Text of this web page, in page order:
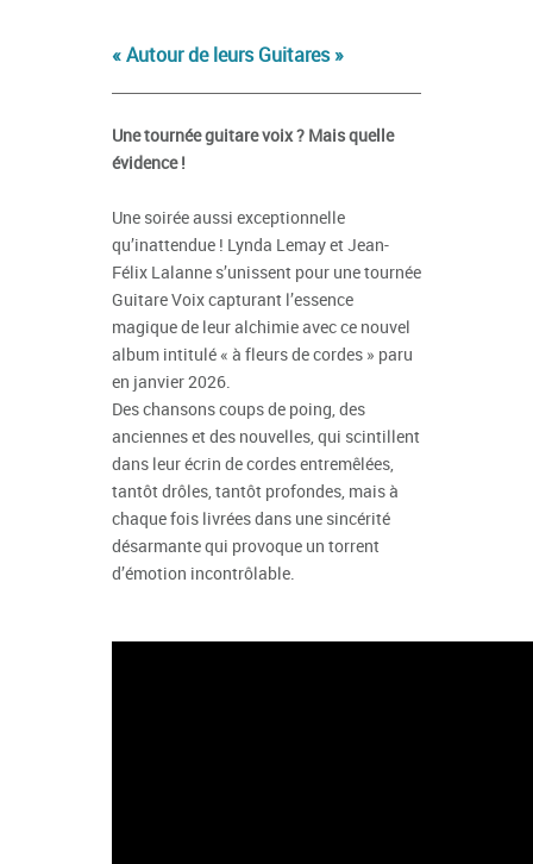
« Autour de leurs Guitares »
Une tournée guitare voix ? Mais quelle
évidence !
Une soirée aussi exceptionnelle
qu’inattendue ! Lynda Lemay et Jean-
Félix Lalanne s’unissent pour une tournée
Guitare Voix capturant l’essence
magique de leur alchimie avec ce nouvel
album intitulé « à fleurs de cordes » paru
en janvier 2026.
Des chansons coups de poing, des
anciennes et des nouvelles, qui scintillent
dans leur écrin de cordes entremêlées,
tantôt drôles, tantôt profondes, mais à
chaque fois livrées dans une sincérité
désarmante qui provoque un torrent
d’émotion incontrôlable.